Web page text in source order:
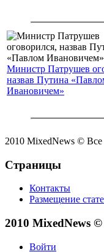
Министр Патрушев
назвав Путина
Ивановичем»
2010 MixedNews ©
Страницы
Контакты
Размещение
2010 MixedNews
Войти